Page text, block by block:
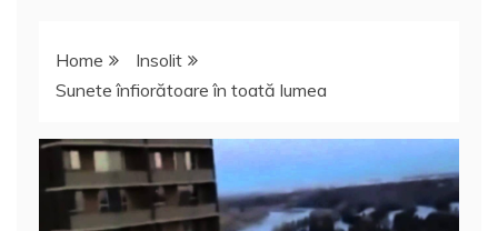
Home
Insolit
Sunete înfiorătoare în toată lumea